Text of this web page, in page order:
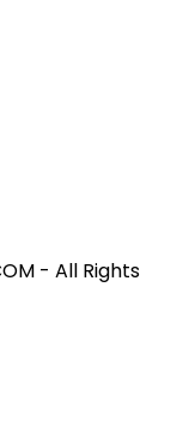
- All Rights